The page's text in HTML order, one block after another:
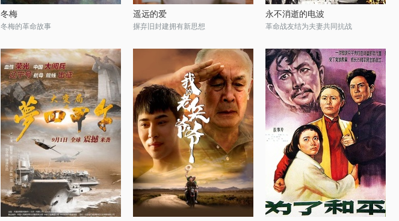
冬梅
冬梅的革命故事
遥远的爱
摒弃旧封建拥有新思想
永不消逝的电波
革命战友结为夫妻共同抗战